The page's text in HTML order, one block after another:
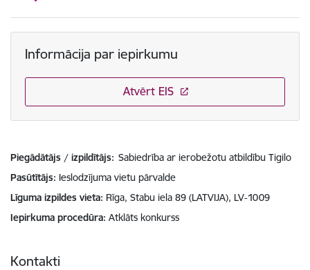
Informācija par iepirkumu
Atvērt EIS
Piegādātājs / izpildītājs: Sabiedrība ar ierobežotu atbildību Tigilo
Pasūtītājs Ieslodzījuma vietu pārvalde
Līguma izpildes vieta Rīga, Stabu iela 89 (LATVIJA), LV-1009
Iepirkuma procedūra Atklāts konkurss
Kontakti